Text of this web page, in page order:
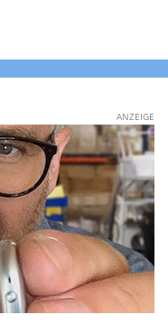
ANZEIGE